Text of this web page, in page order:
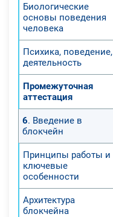
Биологические
основы поведения
человека
Психика, поведение,
деятельность
Промежуточная
аттестация
6. Введение в
блокчейн
Принципы работы и
ключевые
особенности
Архитектура
блокчейна